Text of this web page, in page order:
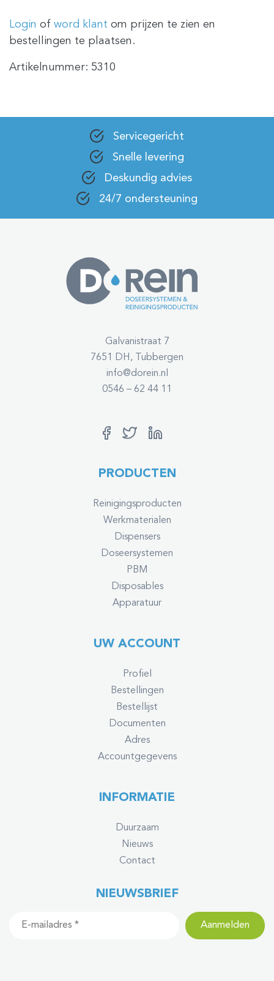
Login of word klant om prijzen te zien en
bestellingen te plaatsen.
Artikelnummer: 5310
Servicegericht
Snelle levering
Deskundig advies
24/7 ondersteuning
Galvanistraat 7
7651 DH, Tubbergen
info@dorein.nl
0546 – 62 44 11
PRODUCTEN
Reinigingsproducten
Werkmaterialen
Dispensers
Doseersystemen
PBM
Disposables
Apparatuur
UW ACCOUNT
Profiel
Bestellingen
Bestellijst
Documenten
Adres
Accountgegevens
INFORMATIE
Duurzaam
Nieuws
Contact
NIEUWSBRIEF